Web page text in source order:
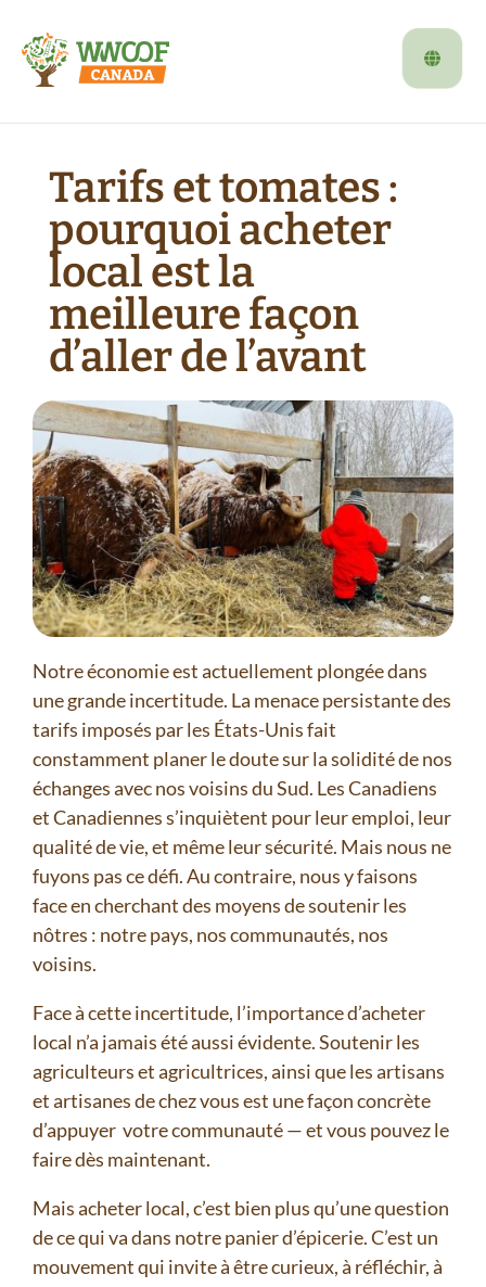
Tarifs et tomates :
pourquoi acheter
local est la
meilleure façon
d’aller de l’avant
Notre économie est actuellement plongée dans
une grande incertitude. La menace persistante des
tarifs imposés par les États-Unis fait
constamment planer le doute sur la solidité de nos
échanges avec nos voisins du Sud. Les Canadiens
et Canadiennes s’inquiètent pour leur emploi, leur
qualité de vie, et même leur sécurité. Mais nous ne
fuyons pas ce défi. Au contraire, nous y faisons
face en cherchant des moyens de soutenir les
nôtres : notre pays, nos communautés, nos
voisins.
Face à cette incertitude, l’importance d’acheter
local n’a jamais été aussi évidente. Soutenir les
agriculteurs et agricultrices, ainsi que les artisans
et artisanes de chez vous est une façon concrète
d’appuyer votre communauté — et vous pouvez le
faire dès maintenant.
Mais acheter local, c’est bien plus qu’une question
de ce qui va dans notre panier d’épicerie. C’est un
mouvement qui invite à être curieux, à réfléchir, à